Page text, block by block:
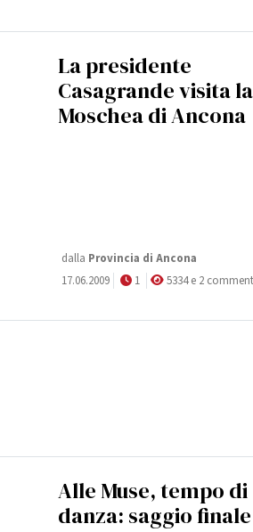
La presidente
Casagrande visita la
Moschea di Ancona
dalla Provincia di Ancona
17.06.2009
1 5334 e 2
Alle Muse, tempo di
danza: saggio finale